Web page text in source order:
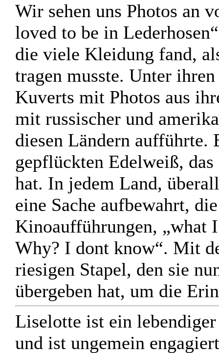
Wir sehen uns Photos an
loved to be in
die viele Kleidung fand,
tragen musste. Unter
Kuverts mit Photos aus
mit russischer und
diesen Ländern
gepflückten Edelweiß,
hat. In jedem Land,
eine Sache aufbewahrt,
Kinoaufführungen, „what
Why? I dont know“. Mit
riesigen Stapel, den sie
übergeben hat, um die
Liselotte ist ein
und ist ungemein